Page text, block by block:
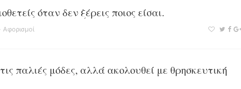
όταν δεν ξέρεις ποιος είσαι.
Αφορισμοί
παλιές μόδες, αλλά ακολουθεί με θρησκευτική